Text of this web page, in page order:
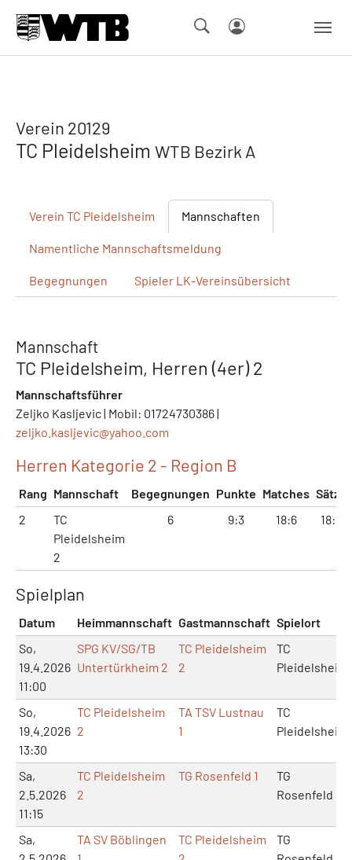
Verein 20129
TC Pleidelsheim WTB Bezirk A
Verein TC Pleidelsheim Mannschaften
Namentliche Mannschaftsmeldung
Begegnungen Spieler LK-Vereinsübersicht
Mannschaft
TC Pleidelsheim, Herren (4er) 2
Mannschaftsführer
Zeljko Kasljevic | Mobil: 01724730386 |
zeljko.kasljevic@yahoo.com
Herren Kategorie 2 - Region B
Rang Mannschaft Begegnungen Punkte Matches Sätze
2
TC
Pleidelsheim
2
6 9:3 18:6 18:8
Spielplan
Datum Heimmannschaft Gastmannschaft Spielort
So,
19.4.2026
11:00
SPG KV/SG/TB
Untertürkheim 2
TC Pleidelsheim
2
TC
Pleidelsheim
So,
19.4.2026
13:30
TC Pleidelsheim
2
TA TSV Lustnau
1
TC
Pleidelsheim
Sa,
2.5.2026
11:15
TC Pleidelsheim
2
TG Rosenfeld 1
TG
Rosenfeld
Sa,
TA SV Böblingen
TC Pleidelsheim
TG